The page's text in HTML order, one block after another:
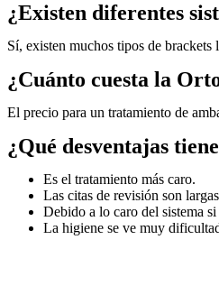
¿Existen diferentes
Sí, existen muchos tipos de
¿Cuánto cuesta la
El precio para un tratamiento de
¿Qué desventajas
Es el tratamiento más caro.
Las citas de revisión son
Debido a lo caro del sistema
La higiene se ve muy